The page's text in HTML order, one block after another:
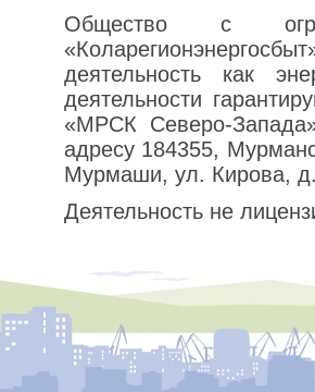
Общество с
деятельность как
деятельности
«МРСК Северо-
адресу 184355,
Мурмаши, ул. Кирова,
Деятельность не